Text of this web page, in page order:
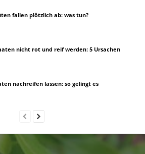
fallen plötzlich ab: was tun?
nicht rot und reif werden: 5 Ursachen
nachreifen lassen: so gelingt es